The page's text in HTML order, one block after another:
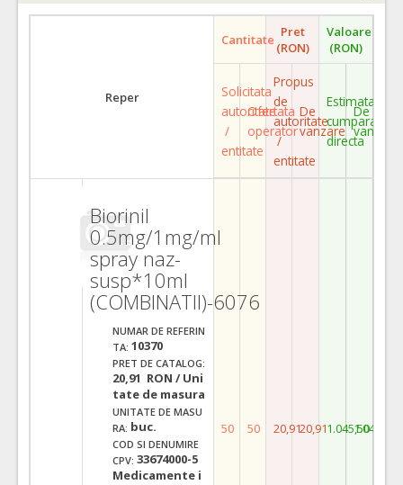
Reper
Cantitate Pret
(RON)
Valoare
(RON)
Solicitata
autoritate
/
entitate
Ofertata
operator
Propus
de
autoritate
/
entitate
De
vanzare
Estimata
cumparare
directa
De
vanzare
Biorinil
0.5mg/1mg/ml
spray naz-
susp*10ml
(COMBINATII)-6076
NUMAR DE REFERIN
TA: 10370
PRET DE CATALOG:
20,91 RON / Uni
tate de masura
UNITATE DE MASU
RA: buc.
COD SI DENUMIRE
CPV: 33674000-5
Medicamente i
50 50 20,9120,911.045,501.045,50